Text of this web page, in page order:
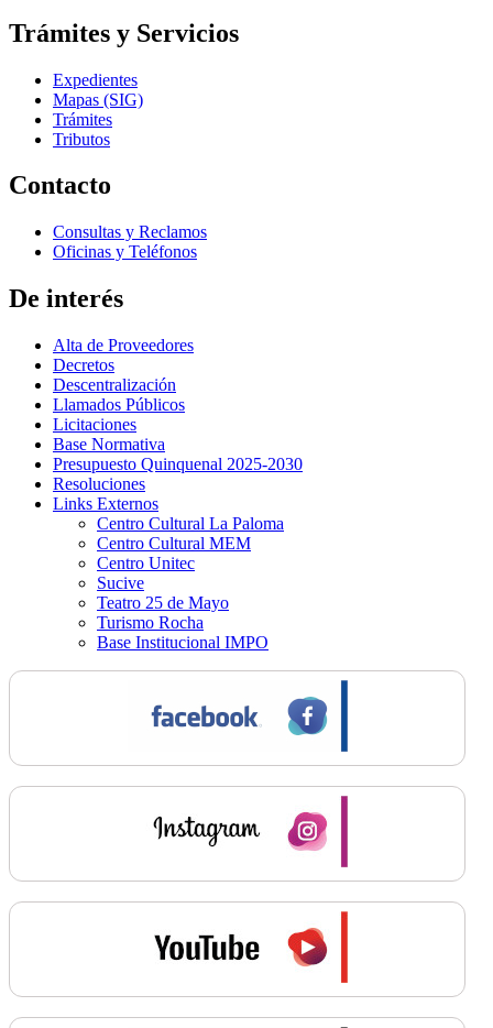
Trámites y Servicios
Expedientes
Mapas (SIG)
Trámites
Tributos
Contacto
Consultas y Reclamos
Oficinas y Teléfonos
De interés
Alta de Proveedores
Decretos
Descentralización
Llamados Públicos
Licitaciones
Base Normativa
Presupuesto Quinquenal 2025-2030
Resoluciones
Links Externos
Centro Cultural La Paloma
Centro Cultural MEM
Centro Unitec
Sucive
Teatro 25 de Mayo
Turismo Rocha
Base Institucional IMPO